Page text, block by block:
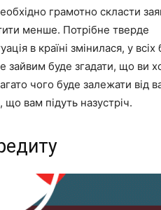
грамотно скласти
менше. Потрібне тверде
в країні змінилася, у всіх
зайвим буде згадати, що ви
чого буде залежати від
що вам підуть назустріч.